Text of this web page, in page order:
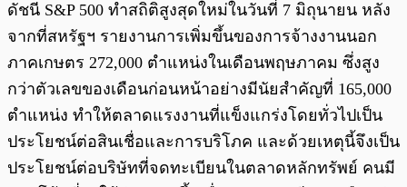
ดัชนี S&P 500 ทำสถิติสูงสุดใหม่ในวันที่ 7 มิถุนายน หลัง
จากที่สหรัฐฯ รายงานการเพิ่มขึ้นของการจ้างงานนอก
ภาคเกษตร 272,000 ตำแหน่งในเดือนพฤษภาคม ซึ่งสูง
กว่าตัวเลขของเดือนก่อนหน้าอย่างมีนัยสำคัญที่ 165,000
ตำแหน่ง ทำให้ตลาดแรงงานที่แข็งแกร่งโดยทั่วไปเป็น
ประโยชน์ต่อสินเชื่อและการบริโภค และด้วยเหตุนี้จึงเป็น
ประโยชน์ต่อบริษัทที่จดทะเบียนในตลาดหลักทรัพย์ คนมี